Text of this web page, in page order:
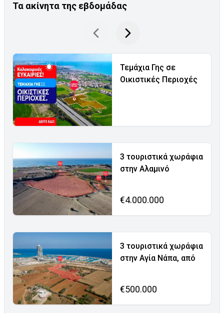
Τα ακίνητα της εβδομάδας
Τεμάχια Γης σε
Οικιστικές Περιοχές
3 τουριστικά χωράφια
στην Αλαμινό
€4.000.000
3 τουριστικά χωράφια
στην Αγία Νάπα, από
€500.000